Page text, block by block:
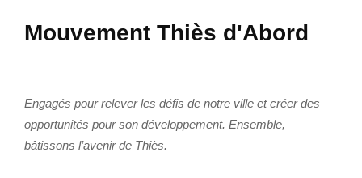
Mouvement Thiès d'Abord
Engagés pour relever les défis de notre ville et créer des
opportunités pour son développement. Ensemble,
bâtissons l’avenir de Thiès.